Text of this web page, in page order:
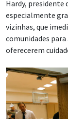
Hardy, presidente
especialmente
vizinhas, que
comunidades
oferecerem